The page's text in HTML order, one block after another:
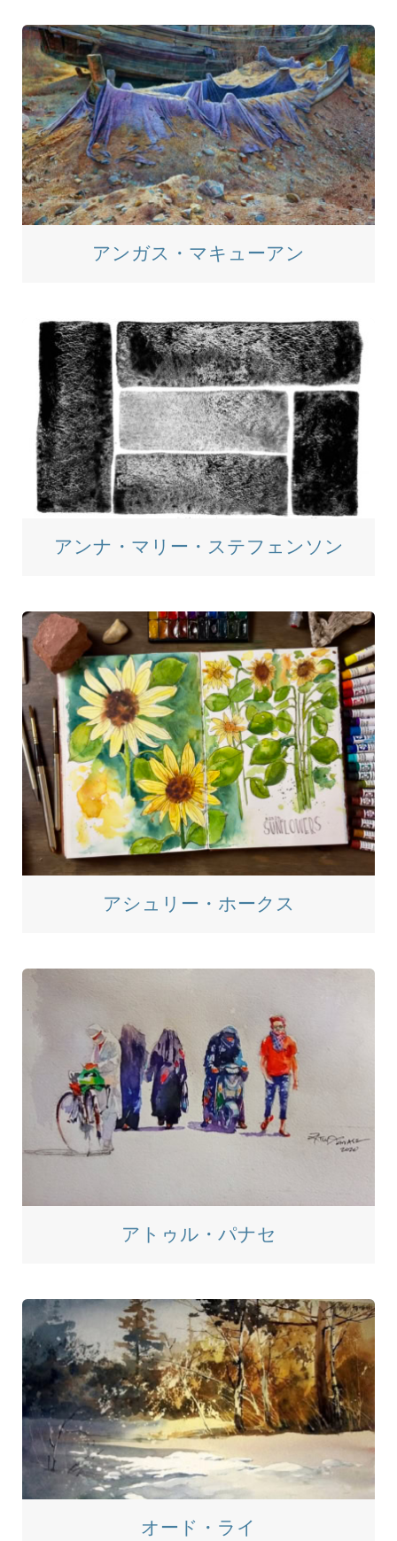
アンガス・マキューアン
アンナ・マリー・ステフェンソン
アシュリー・ホークス
アトゥル・パナセ
オード・ライ